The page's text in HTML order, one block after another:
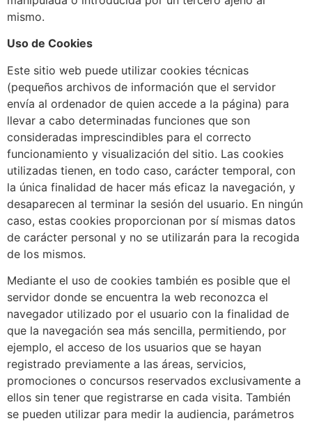
mismo.
Uso de Cookies
Este sitio web puede utilizar cookies técnicas
(pequeños archivos de información que el servidor
envía al ordenador de quien accede a la página) para
llevar a cabo determinadas funciones que son
consideradas imprescindibles para el correcto
funcionamiento y visualización del sitio. Las cookies
utilizadas tienen, en todo caso, carácter temporal, con
la única finalidad de hacer más eficaz la navegación, y
desaparecen al terminar la sesión del usuario. En ningún
caso, estas cookies proporcionan por sí mismas datos
de carácter personal y no se utilizarán para la recogida
de los mismos.
Mediante el uso de cookies también es posible que el
servidor donde se encuentra la web reconozca el
navegador utilizado por el usuario con la finalidad de
que la navegación sea más sencilla, permitiendo, por
ejemplo, el acceso de los usuarios que se hayan
registrado previamente a las áreas, servicios,
promociones o concursos reservados exclusivamente a
ellos sin tener que registrarse en cada visita. También
se pueden utilizar para medir la audiencia, parámetros